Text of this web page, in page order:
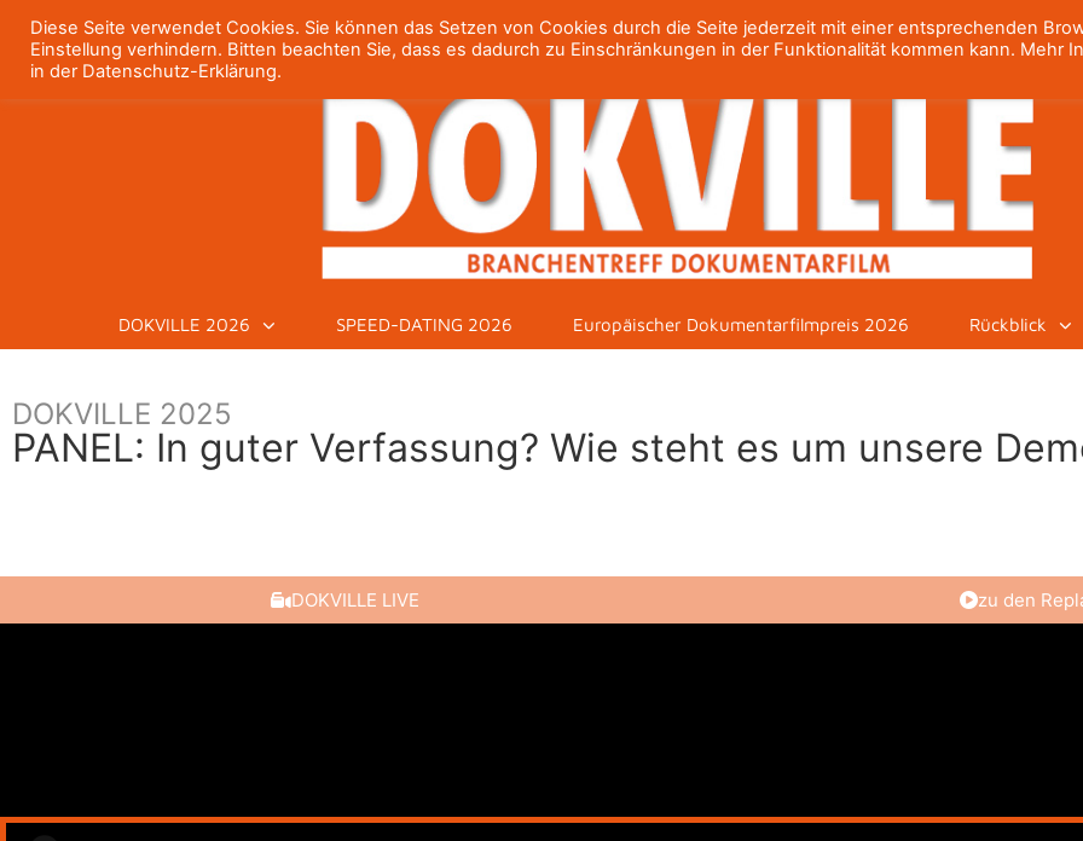
DOKVILLE 2026 SPEED-DATING 2026 Europäischer Dokumentarfilmpreis 2026 Rückblick
DOKVILLE 2025
PANEL: In guter Verfassung? Wie steht es um unsere
DOKVILLE LIVE zu den
Diese Seite verwendet Cookies. Sie können das Setzen von Cookies durch die Seite jederzeit mit einer entsprechenden
Einstellung verhindern. Bitten beachten Sie, dass es dadurch zu Einschränkungen in der Funktionalität kommen kann. Mehr
in der Datenschutz-Erklärung.